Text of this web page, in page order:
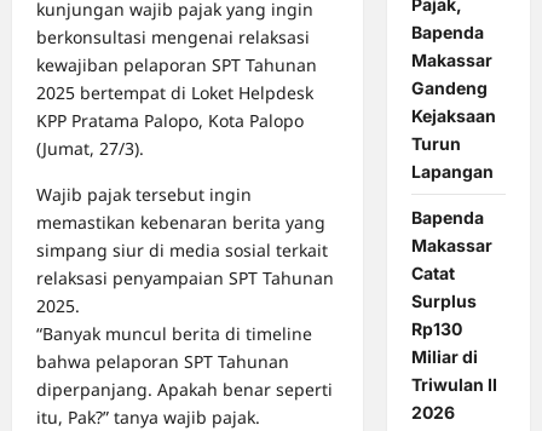
kunjungan wajib pajak yang ingin
berkonsultasi mengenai relaksasi
kewajiban pelaporan SPT Tahunan
2025 bertempat di Loket Helpdesk
KPP Pratama Palopo, Kota Palopo
(Jumat, 27/3).
Wajib pajak tersebut ingin
memastikan kebenaran berita yang
simpang siur di media sosial terkait
relaksasi penyampaian SPT Tahunan
2025.
“Banyak muncul berita di timeline
bahwa pelaporan SPT Tahunan
diperpanjang. Apakah benar seperti
itu, Pak?” tanya wajib pajak.
Bapenda
Makassar
Gandeng
Kejaksaan
Turun
Lapangan
Bapenda
Makassar
Catat
Surplus
Rp130
Miliar di
Triwulan II
2026